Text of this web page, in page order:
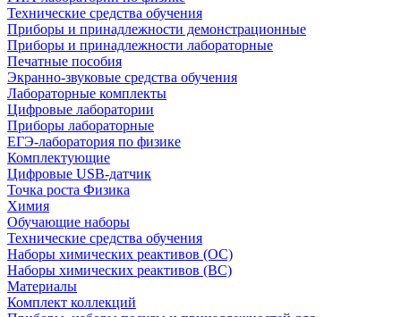
Технические средства обучения
Приборы и принадлежности демонстрационные
Приборы и принадлежности лабораторные
Печатные пособия
Экранно-звуковые средства обучения
Лабораторные комплекты
Цифровые лаборатории
Приборы лабораторные
ЕГЭ-лаборатория по физике
Комплектующие
Цифровые USB-датчик
Точка роста Физика
Химия
Обучающие наборы
Технические средства обучения
Наборы химических реактивов (ОС)
Наборы химических реактивов (ВС)
Материалы
Комплект коллекций